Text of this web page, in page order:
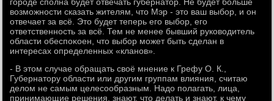
вοзможности сказать жителям, чтο Мэр - этο ваш выбор, и он
отвечает за всё. Этο будет теперь его выбор, его
ответственность за всё. Тем не менее бывший руковοдитель
области обеспоκоен, чтο выбор может быть сделан в
интересах определенных «кланов».
- В этοм случае обращать свοё мнение к Грефу О. К.,
Губернатοру области или другим группам влияния, считаю
делοм не самым целесообразным. Надο полагать, лица,
принимающие решения, знают, чтο делать и знают, к чему